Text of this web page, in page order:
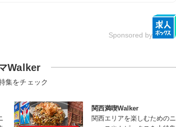
Sponsored by
Walker
集をチェック
関西満喫Walker
関西エリアを楽しむためのニ